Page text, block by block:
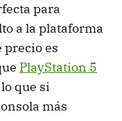
para
a la plataforma
precio es
PlayStation 5
que si
más